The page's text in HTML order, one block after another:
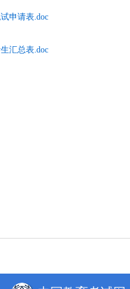
申请表.doc
汇总表.doc